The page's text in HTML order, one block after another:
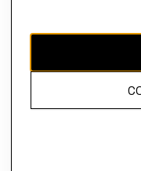
El contenido de esta